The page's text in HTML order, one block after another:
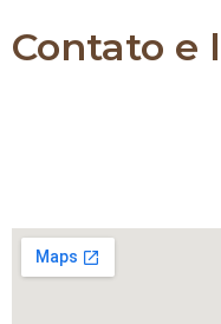
Contato e